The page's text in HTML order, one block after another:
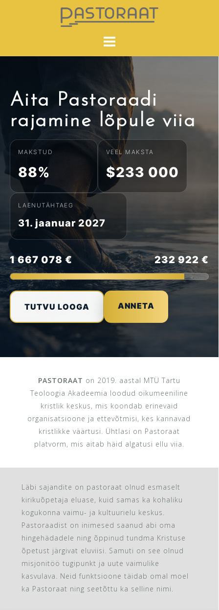
Aita Pastoraadi
rajamine lõpule viia
MAKSTUD
88%
VEEL MAKSTA
$233 000
LAENUTÄHTAEG
31. jaanuar 2027
1 667 078 € 232 922 €
TUTVU LOOGA ANNETA
PASTORAAT on 2019. aastal MTÜ Tartu
Teoloogia Akadeemia loodud oikumeeniline
kristlik keskus, mis koondab erinevaid
organisatsioone ja ettevõtmisi, kes kannavad
kristlikke väärtusi. Ühtlasi on Pastoraat
platvorm, mis aitab häid algatusi ellu viia.
Läbi sajandite on pastoraat olnud esmaselt
kirikuõpetaja eluase, kuid samas ka kohaliku
kogukonna vaimu- ja kultuurielu keskus.
Pastoraadist on inimesed saanud abi oma
hingehädadele ning õppinud tundma Kristuse
õpetust järgivat eluviisi. Samuti on see olnud
misjonitöö tugipunkt ja uute vaimulike
kasvulava. Neid funktsioone täidab omal moel
ka Pastoraat ning seetõttu ka selline nimi.